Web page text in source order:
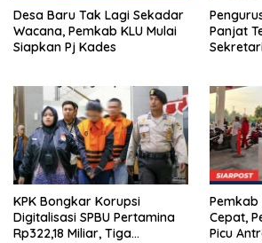
Desa Baru Tak Lagi Sekadar
Wacana, Pemkab KLU Mulai
Siapkan Pj Kades
Panjat
KPK Bongkar Korupsi
Digitalisasi SPBU Pertamina
Rp322,18 Miliar, Tiga
Pemkab
Cepat,
Picu